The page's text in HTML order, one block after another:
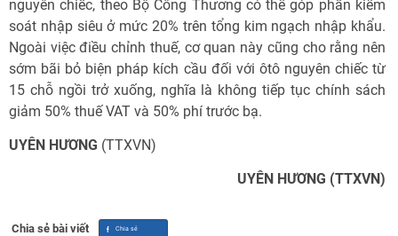
nguyên chiếc, theo Bộ Công Thương có thể góp phần kiểm
soát nhập siêu ở mức 20% trên tổng kim ngạch nhập khẩu.
Ngoài việc điều chỉnh thuế, cơ quan này cũng cho rằng nên
sớm bãi bỏ biện pháp kích cầu đối với ôtô nguyên chiếc từ
15 chỗ ngồi trở xuống, nghĩa là không tiếp tục chính sách
giảm 50% thuế VAT và 50% phí trước bạ.
UYÊN HƯƠNG (TTXVN)
UYÊN HƯƠNG (TTXVN)
Chia sẻ bài viết